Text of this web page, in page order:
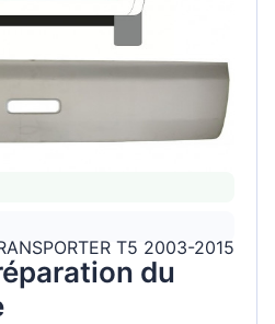
T5 2003-2015
du